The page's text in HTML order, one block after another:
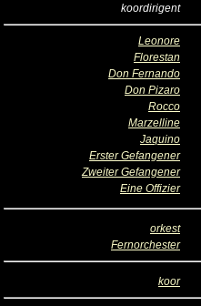
koordirigent
Leonore
Florestan
Don Fernando
Don Pizaro
Rocco
Marzelline
Jaquino
Erster Gefangener
Zweiter Gefangener
Eine Offizier
orkest
Fernorchester
koor